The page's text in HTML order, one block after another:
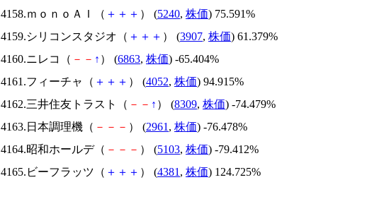
4158.ｍｏｎｏＡＩ（ ＋ ＋ ＋ ） (5240, 株価) 75.591%
4159.シリコンスタジオ（ ＋ ＋ ＋ ） (3907, 株価) 61.379%
4160.ニレコ（ － － ↑ ） (6863, 株価) -65.404%
4161.フィーチャ（ ＋ ＋ ＋ ） (4052, 株価) 94.915%
4162.三井住友トラスト（ － － ↑ ） (8309, 株価) -74.479%
4163.日本調理機（ － － － ） (2961 , 株価) -76.478%
4164.昭和ホールデ（ － － － ） (5103, 株価) -79.412%
4165.ビーフラッツ（ ＋ ＋ ＋ ） (4381 , 株価) 124.725%